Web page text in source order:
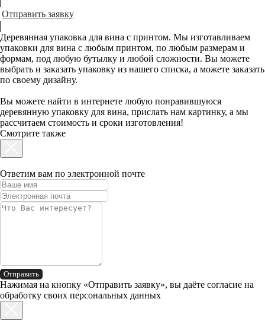
Отправить заявку
Деревянная упаковка для вина с принтом. Мы изготавливаем
упаковки для вина с любым принтом, по любым размерам и
формам, под любую бутылку и любой сложности. Вы можете
выбрать и заказать упаковку из нашего списка, а можете заказать
по своему дизайну.
Вы можете найти в интернете любую понравившуюся
деревянную упаковку для вина, прислать нам картинку, а мы
рассчитаем стоимость и сроки изготовления!
Смотрите также
Ответим вам по электронной почте
Отправить
Нажимая на кнопку «Отправить заявку», вы даёте согласие на
обработку своих персональных данных